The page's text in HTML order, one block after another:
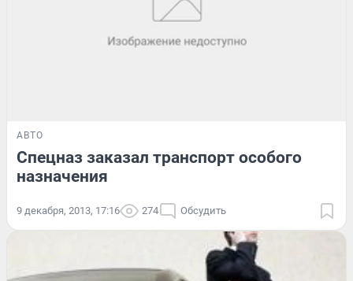
АВТО
Спецназ заказал транспорт особого
назначения
9 декабря, 2013, 17:16 274 Обсудить